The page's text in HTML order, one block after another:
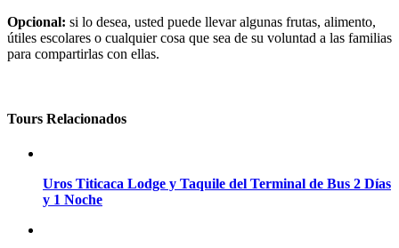
Opcional: si lo desea, usted puede llevar algunas frutas, alimento,
útiles escolares o cualquier cosa que sea de su voluntad a las familias
para compartirlas con ellas.
Tours Relacionados
Uros Titicaca Lodge y Taquile del Terminal de Bus 2 Días
y 1 Noche